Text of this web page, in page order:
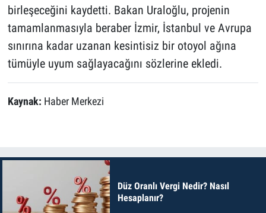
birleşeceğini kaydetti. Bakan Uraloğlu, projenin
tamamlanmasıyla beraber İzmir, İstanbul ve Avrupa
sınırına kadar uzanan kesintisiz bir otoyol ağına
tümüyle uyum sağlayacağını sözlerine ekledi.
Kaynak: Haber Merkezi
Düz Oranlı Vergi Nedir? Nasıl
Hesaplanır?